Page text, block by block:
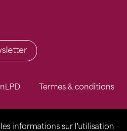
informations sur l'utilisation
nLPD Termes & conditions